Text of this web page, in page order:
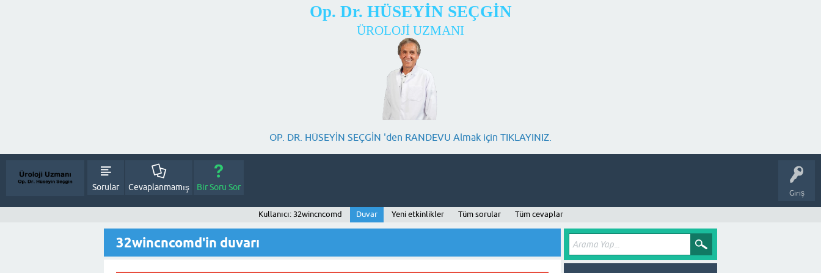
Op. Dr. HÜSEYİN SEÇGİN
ÜROLOJİ UZMANI
OP. DR. HÜSEYİN SEÇGİN 'den RANDEVU Almak için TIKLAYINIZ.
Giriş
Sorular Cevaplanmamış Bir Soru Sor
Kullanıcı: 32wincncomd Duvar Yeni etkinlikler Tüm sorular Tüm cevaplar
32wincncomd'in duvarı